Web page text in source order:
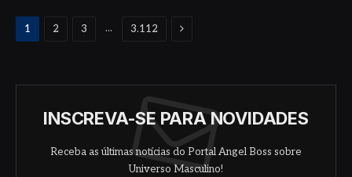
1 2 3 ... 3.112 Proximo
INSCREVA-SE PARA NOVIDADES
Receba as últimas notícias do Portal Angel Boss sobre
Universo Masculino!